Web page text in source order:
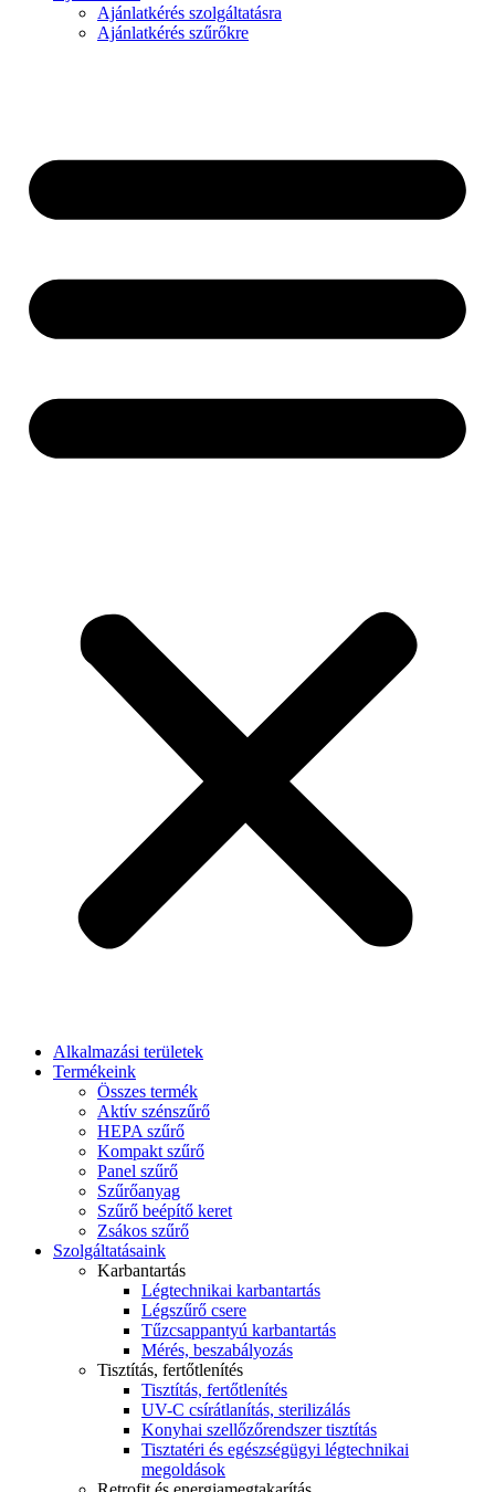
Ajánlatkérés szolgáltatásra
Ajánlatkérés szűrőkre
Alkalmazási területek
Termékeink
Összes termék
Aktív szénszűrő
HEPA szűrő
Kompakt szűrő
Panel szűrő
Szűrőanyag
Szűrő beépítő keret
Zsákos szűrő
Szolgáltatásaink
Karbantartás
Légtechnikai karbantartás
Légszűrő csere
Tűzcsappantyú karbantartás
Mérés, beszabályozás
Tisztítás, fertőtlenítés
Tisztítás, fertőtlenítés
UV-C csírátlanítás, sterilizálás
Konyhai szellőzőrendszer tisztítás
Tisztatéri és egészségügyi légtechnikai
megoldások